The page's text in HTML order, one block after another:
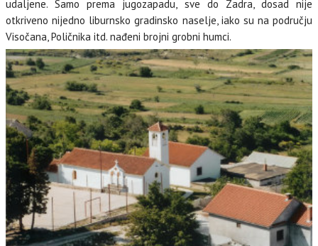
udaljene. Samo prema jugozapadu, sve do Zadra, dosad nije
otkriveno nijedno liburnsko gradinsko naselje, iako su na području
Visočana, Poličnika itd. nađeni brojni grobni humci.